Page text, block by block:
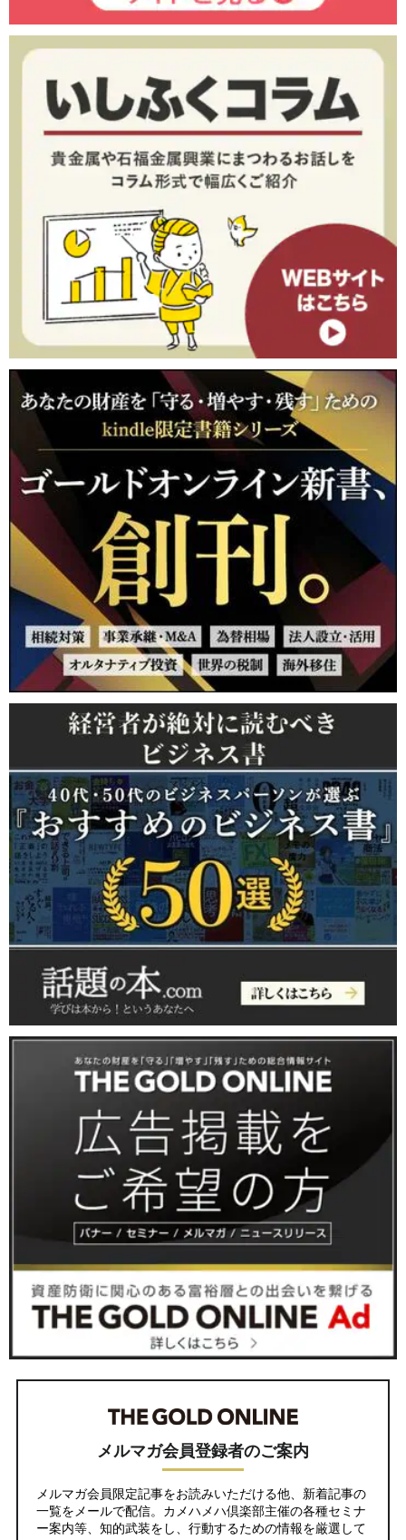
メルマガ会員登録者のご案内
メルマガ会員限定記事をお読みいただける他、新着記事の
一覧をメールで配信。カメハメハ倶楽部主催の各種セミナ
ー案内等、知的武装をし、行動するための情報を厳選して